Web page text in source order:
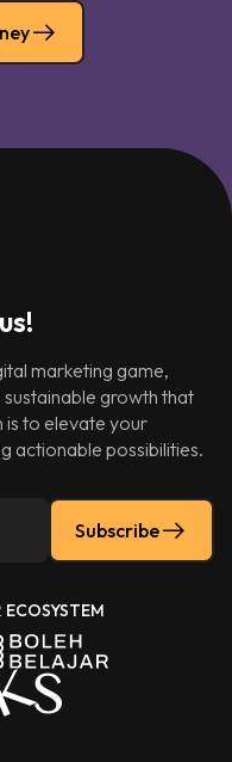
marketing game,
growth that
is to elevate your
actionable possibilities.
Subscribe
ECOSYSTEM